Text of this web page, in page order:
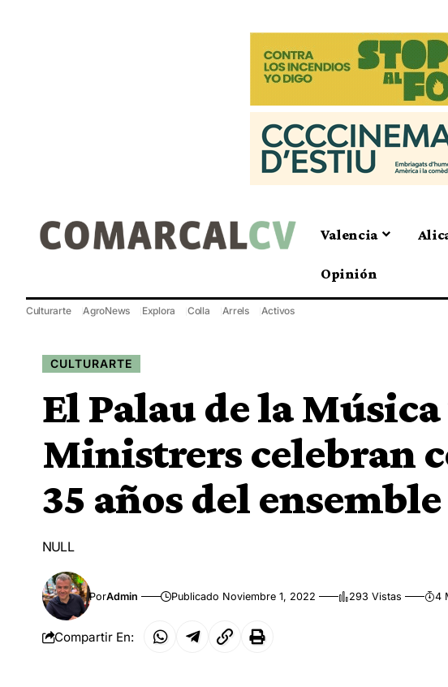
Valencia
Opinión
Culturarte AgroNews Explora Colla Arrels Activos
CULTURARTE
El Palau de la
Ministrers celebran
35 años del ensemble
NULL
PorAdmin Publicado Noviembre 1, 2022 293 Vistas 4
Compartir En: